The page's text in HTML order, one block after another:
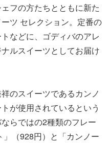
フの方たちとともに新た
ツ セレクション。定番の
などに、ゴディバのアレ
ルスイーツとしてお届け
のスイーツであるカンノ
が使用されているという
らではの2種類のフレー
（928円）と「カンノー